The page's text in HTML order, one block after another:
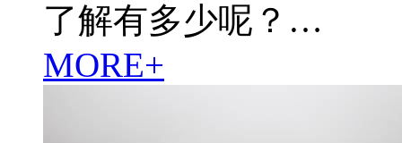
了解有多少呢？…
MORE+